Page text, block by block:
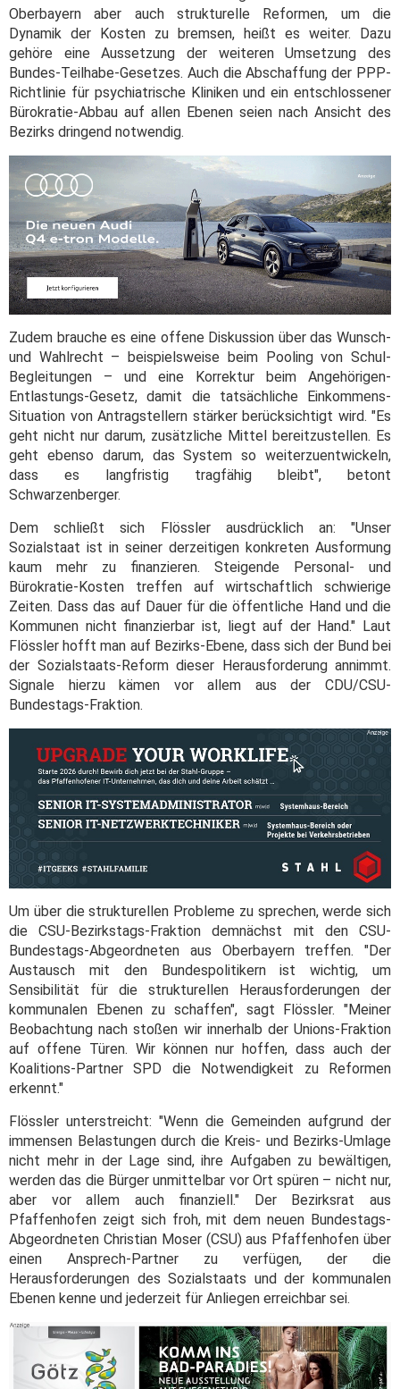
Oberbayern aber auch strukturelle Reformen, um die
Dynamik der Kosten zu bremsen, heißt es weiter. Dazu
gehöre eine Aussetzung der weiteren Umsetzung des
Bundes-Teilhabe-Gesetzes. Auch die Abschaffung der PPP-
Richtlinie für psychiatrische Kliniken und ein entschlossener
Bürokratie-Abbau auf allen Ebenen seien nach Ansicht des
Bezirks dringend notwendig.
Zudem brauche es eine offene Diskussion über das Wunsch-
und Wahlrecht – beispielsweise beim Pooling von Schul-
Begleitungen – und eine Korrektur beim Angehörigen-
Entlastungs-Gesetz, damit die tatsächliche Einkommens-
Situation von Antragstellern stärker berücksichtigt wird. "Es
geht nicht nur darum, zusätzliche Mittel bereitzustellen. Es
geht ebenso darum, das System so weiterzuentwickeln,
dass es langfristig tragfähig bleibt", betont
Schwarzenberger.
Dem schließt sich Flössler ausdrücklich an: "Unser
Sozialstaat ist in seiner derzeitigen konkreten Ausformung
kaum mehr zu finanzieren. Steigende Personal- und
Bürokratie-Kosten treffen auf wirtschaftlich schwierige
Zeiten. Dass das auf Dauer für die öffentliche Hand und die
Kommunen nicht finanzierbar ist, liegt auf der Hand." Laut
Flössler hofft man auf Bezirks-Ebene, dass sich der Bund bei
der Sozialstaats-Reform dieser Herausforderung annimmt.
Signale hierzu kämen vor allem aus der CDU/CSU-
Bundestags-Fraktion.
Um über die strukturellen Probleme zu sprechen, werde sich
die CSU-Bezirkstags-Fraktion demnächst mit den CSU-
Bundestags-Abgeordneten aus Oberbayern treffen. "Der
Austausch mit den Bundespolitikern ist wichtig, um
Sensibilität für die strukturellen Herausforderungen der
kommunalen Ebenen zu schaffen", sagt Flössler. "Meiner
Beobachtung nach stoßen wir innerhalb der Unions-Fraktion
auf offene Türen. Wir können nur hoffen, dass auch der
Koalitions-Partner SPD die Notwendigkeit zu Reformen
erkennt."
Flössler unterstreicht: "Wenn die Gemeinden aufgrund der
immensen Belastungen durch die Kreis- und Bezirks-Umlage
nicht mehr in der Lage sind, ihre Aufgaben zu bewältigen,
werden das die Bürger unmittelbar vor Ort spüren – nicht nur,
aber vor allem auch finanziell." Der Bezirksrat aus
Pfaffenhofen zeigt sich froh, mit dem neuen Bundestags-
Abgeordneten Christian Moser (CSU) aus Pfaffenhofen über
einen Ansprech-Partner zu verfügen, der die
Herausforderungen des Sozialstaats und der kommunalen
Ebenen kenne und jederzeit für Anliegen erreichbar sei.